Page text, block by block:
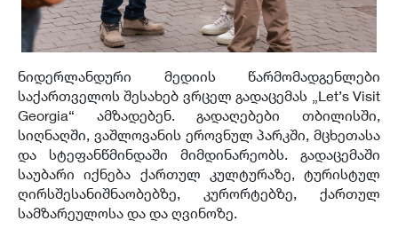
ნიდერლანდური მედიის წარმომადგენლები
საქართველოს შესახებ ვრცელ გადაცემას „Let’s Visit
Georgia“ ამზადებენ. გადაღებები თბილისში,
სიღნაღში, ვაშლოვანის ეროვნულ პარკში, მცხეთასა
და სტეფანწმინდაში მიმდინარეობს. გადაცემაში
საუბარი იქნება ქართულ კულტურაზე, ტურისტულ
ღირსშესანიშნაობებზე, კურორტებზე, ქართულ
სამზარეულოსა და და ღვინოზე.